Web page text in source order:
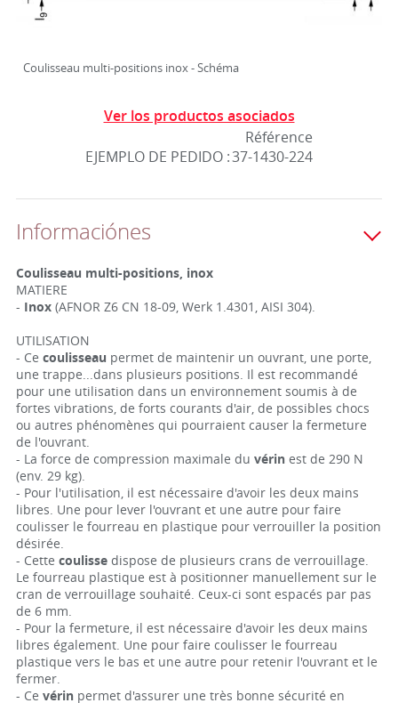
Coulisseau multi-positions inox - Schéma
Ver los productos asociados
EJEMPLO DE PEDIDO :
Référence
37-1430-224
Informaciónes
Coulisseau multi-positions, inox
MATIERE
- Inox(AFNOR Z6 CN 18-09, Werk 1.4301, AISI 304).
UTILISATION
- Ce coulisseau permet de maintenir un ouvrant, une porte,
une trappe...dans plusieurs positions. Il est recommandé
pour une utilisation dans un environnement soumis à de
fortes vibrations, de forts courants d'air, de possibles chocs
ou autres phénomènes qui pourraient causer la fermeture
de l'ouvrant.
- La force de compression maximale du vérin est de 290 N
(env. 29 kg).
- Pour l'utilisation, il est nécessaire d'avoir les deux mains
libres. Une pour lever l'ouvrant et une autre pour faire
coulisser le fourreau en plastique pour verrouiller la position
désirée.
- Cette coulisse dispose de plusieurs crans de verrouillage.
Le fourreau plastique est à positionner manuellement sur le
cran de verrouillage souhaité. Ceux-ci sont espacés par pas
de 6 mm.
- Pour la fermeture, il est nécessaire d'avoir les deux mains
libres également. Une pour faire coulisser le fourreau
plastique vers le bas et une autre pour retenir l'ouvrant et le
fermer.
- Ce vérin permet d'assurer une très bonne sécurité en